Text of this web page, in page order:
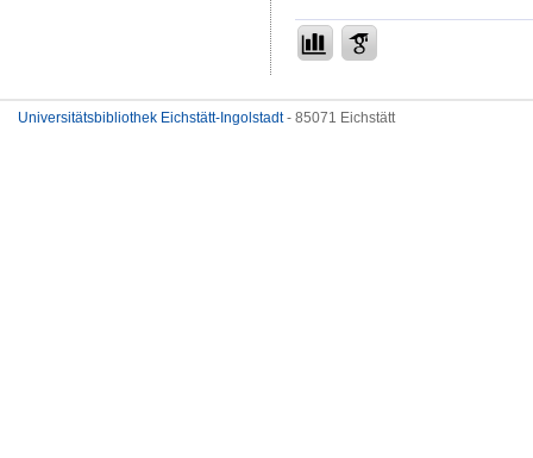
Universitätsbibliothek Eichstätt-Ingolstadt- 85071 Eichstätt